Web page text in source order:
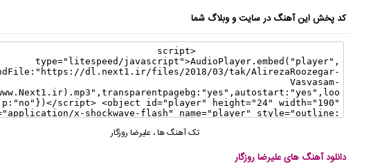
کد پخش این آهنگ در سایت و وبلاگ شما
تک آهنگ ها، علیرضا روزگار
دانلود آهنگ های علیرضا روزگار